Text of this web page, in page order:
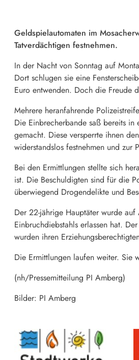
Geldspielautomaten im
Tatverdächtigen festnehmen.
In der Nacht von Sonntag auf
Dort schlugen sie eine
Euro entwenden. Doch die Freude
Mehrere heranfahrende
Die Einbrecherbande saß bereits
gemacht. Diese versperrte ihnen
widerstandslos festnehmen und zur
Bei den Ermittlungen stellte sich
ist. Die Beschuldigten sind für die
überwiegend Drogendelikte und
Der 22-jährige Hauptäter wurde
Einbruchdiebstahls erlassen hat.
wurden ihren
Die Ermittlungen laufen weiter. Sie
(nh/Pressemitteilung PI Amberg)
Bilder: PI Amberg